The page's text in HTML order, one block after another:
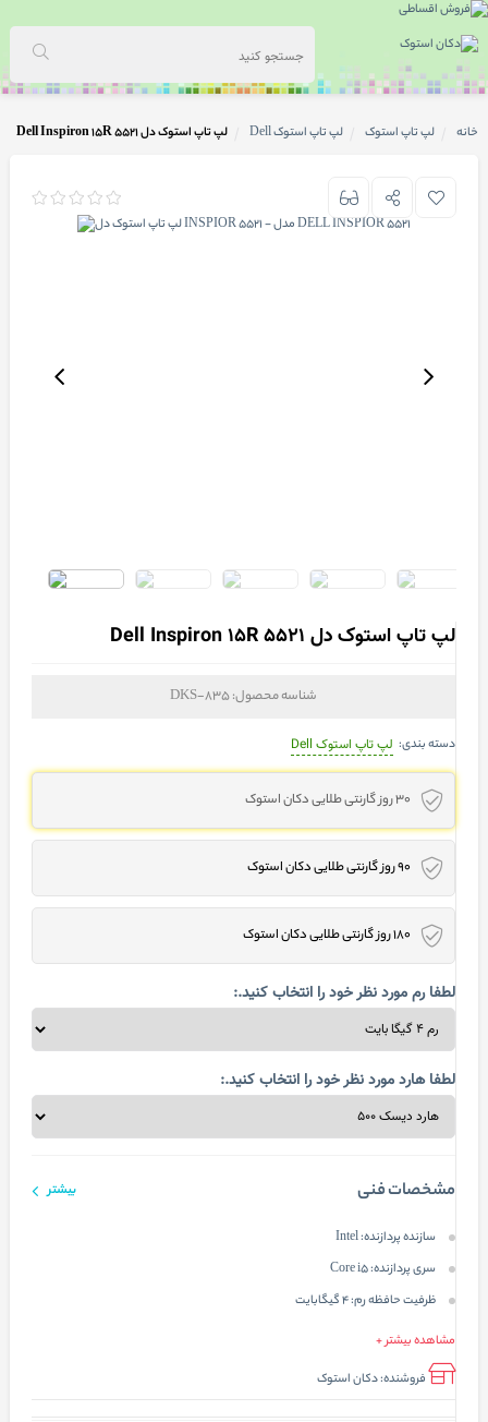
خانه لپ تاپ استوک لپ تاپ استوک Dell لپ تاپ استوک دل Dell Inspiron 15R 5521
لپ تاپ استوک دل Dell Inspiron 15R 5521
شناسه محصول:DKS-835
دسته بندی: لپ تاپ استوک Dell
30 روز گارنتی طلایی دکان استوک
90 روز گارنتی طلایی دکان استوک
180 روز گارنتی طلایی دکان استوک
لطفا رم مورد نظر خود را انتخاب کنید.:
لطفا هارد مورد نظر خود را انتخاب کنید.:
مشخصات فنی بیشتر
سازنده پردازنده:Intel
سری پردازنده:Core i5
ظرفیت حافظه رم:4 گیگابایت
مشاهده بیشتر +
فروشنده:دکان استوک